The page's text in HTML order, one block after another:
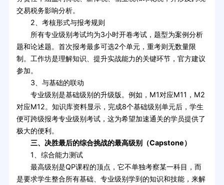
交易税务影响分析。
2、考核形式与报考规则
所有专业级别考试均为3小时开卷考试，题型为案例分析
题和论述题。首次报考最多可选2个单元，重考则无数量限
制。工作坊是理解知识、提升实战能力的关键环节，官方建议
参加。
3、与基础的联动
专业级别是基础级别的升级版。例如，M1对应M11，M2
对应M12。知识库资料显示，完成8个基础级别单元后，学生
便可跨级报考专业级别考试，这为希望加速通关的学员提供了
极大的便利。
三、决胜最后的综合挑战的最高级别（Capstone）
1、综合能力测试
最高级别是QP课程的顶点，它不单独考察某一科目，而
是要求学生整合所有基础、专业级别学到的知识和技能，来解